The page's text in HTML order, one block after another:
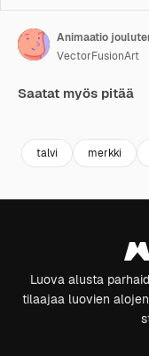
VectorFusionArt
Saatat myös pitää
talvi merkki
Luova alusta
tilaajaa luovien